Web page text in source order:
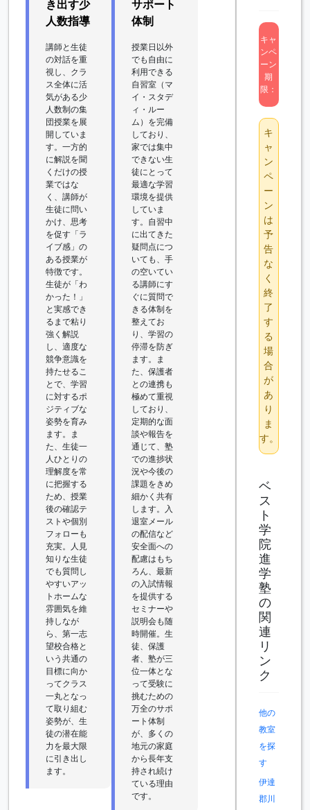
き出す少
人数指導
講師と生徒
の対話を重
視し、クラ
ス全体に活
気がある少
人数制の集
団授業を展
開していま
す。一方的
に解説を聞
くだけの授
業ではな
く、講師が
生徒に問い
かけ、思考
を促す「ラ
イブ感」の
ある授業が
特徴です。
生徒が「わ
かった！」
と実感でき
るまで粘り
強く解説
し、適度な
競争意識を
持たせるこ
とで、学習
に対するポ
ジティブな
姿勢を育み
ます。ま
た、生徒一
人ひとりの
理解度を常
に把握する
ため、授業
後の確認テ
ストや個別
フォローも
充実。人見
知りな生徒
でも質問し
やすいアッ
トホームな
雰囲気を維
持しなが
ら、第一志
望校合格と
いう共通の
目標に向か
ってクラス
一丸となっ
て取り組む
姿勢が、生
徒の潜在能
力を最大限
に引き出し
ます。
サポート
体制
授業日以外
でも自由に
利用できる
自習室（マ
イ・スタデ
ィ・ルー
ム）を完備
しており、
家では集中
できない生
徒にとって
最適な学習
環境を提供
していま
す。自習中
に出てきた
疑問点につ
いても、手
の空いてい
る講師にす
ぐに質問で
きる体制を
整えてお
り、学習の
停滞を防ぎ
ます。ま
た、保護者
との連携も
極めて重視
しており、
定期的な面
談や報告を
通じて、塾
での進捗状
況や今後の
課題をきめ
細かく共有
します。入
退室メール
の配信など
安全面への
配慮はもち
ろん、最新
の入試情報
を提供する
セミナーや
説明会も随
時開催。生
徒、保護
者、塾が三
位一体とな
って受験に
挑むための
万全のサポ
ート体制
が、多くの
地元の家庭
から長年支
持され続け
ている理由
です。
キャ
ンペ
ーン
期
限：
キ
ャ
ン
ペ
ー
ン
は
予
告
な
く
終
了
す
る
場
合
が
あ
り
ま
す。
ベ
ス
ト
学
院
進
学
塾
の
関
連
リ
ン
ク
他の
教室
を探
す
伊達
郡川